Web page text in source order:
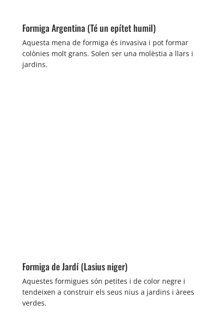
Formiga Argentina (Té un epítet humil)
Aquesta mena de formiga és invasiva i pot formar
colònies molt grans. Solen ser una molèstia a llars i
jardins.
Formiga de Jardí (Lasius niger)
Aquestes formigues són petites i de color negre i
tendeixen a construir els seus nius a jardins i àrees
verdes.